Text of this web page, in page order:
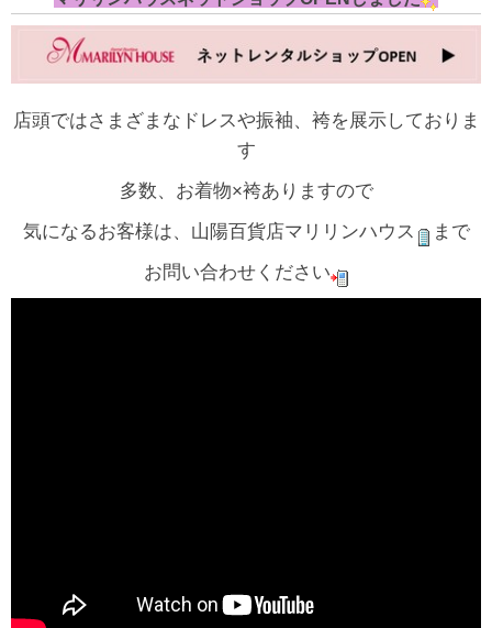
店頭ではさまざまなドレスや振袖、袴を展示しておりま
す
多数、お着物×袴ありますので
気になるお客様は、山陽百貨店マリリンハウス
まで
お問い合わせください